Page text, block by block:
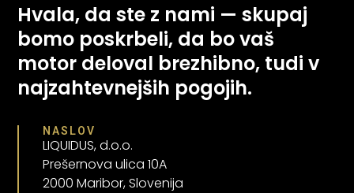
Hvala, da ste z nami — skupaj
bomo poskrbeli, da bo vaš
motor deloval brezhibno, tudi v
najzahtevnejših pogojih.
NASLOV
LIQUIDUS, d.o.o.
Prešernova ulica 10A
2000 Maribor, Slovenija